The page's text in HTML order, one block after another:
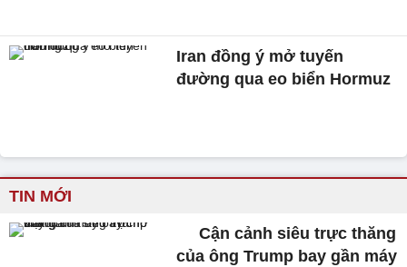
Iran đồng ý mở tuyến
đường qua eo biển Hormuz
TIN MỚI
Cận cảnh siêu trực thăng
của ông Trump bay gần máy